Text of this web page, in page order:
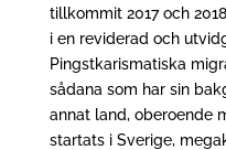
tillkommit 2017 och
i en reviderad och
Pingstkarismatiska
sådana som har sin
annat land, oberoende
startats i Sverige,